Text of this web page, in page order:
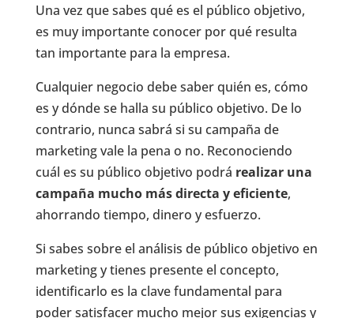
Una vez que sabes qué es el público objetivo,
es muy importante conocer por qué resulta
tan importante para la empresa.
Cualquier negocio debe saber quién es, cómo
es y dónde se halla su público objetivo. De lo
contrario, nunca sabrá si su campaña de
marketing vale la pena o no. Reconociendo
cuál es su público objetivo podrá realizar una
campaña mucho más directa y eficiente,
ahorrando tiempo, dinero y esfuerzo.
Si sabes sobre el análisis de público objetivo en
marketing y tienes presente el concepto,
identificarlo es la clave fundamental para
poder satisfacer mucho mejor sus exigencias y